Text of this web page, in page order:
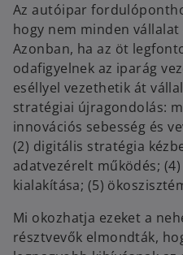
i
n
a
n
e
w
t
a
b
Az autóipar
hogy nem minden
Azonban, ha az öt
odafigyelnek az iparág
eséllyel vezethetik át
stratégiai újragondolás:
innovációs sebesség és
(2) digitális stratégia
adatvezérelt működés;
kialakítása; (5)
Mi okozhatja ezeket a
résztvevők elmondták,